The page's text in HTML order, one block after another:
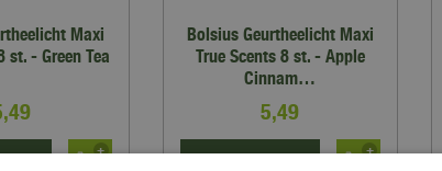
Maxi
st. - Green Tea
,49
Bolsius Geurtheelicht Maxi
True Scents 8 st. - Apple
Cinnam…
5,49